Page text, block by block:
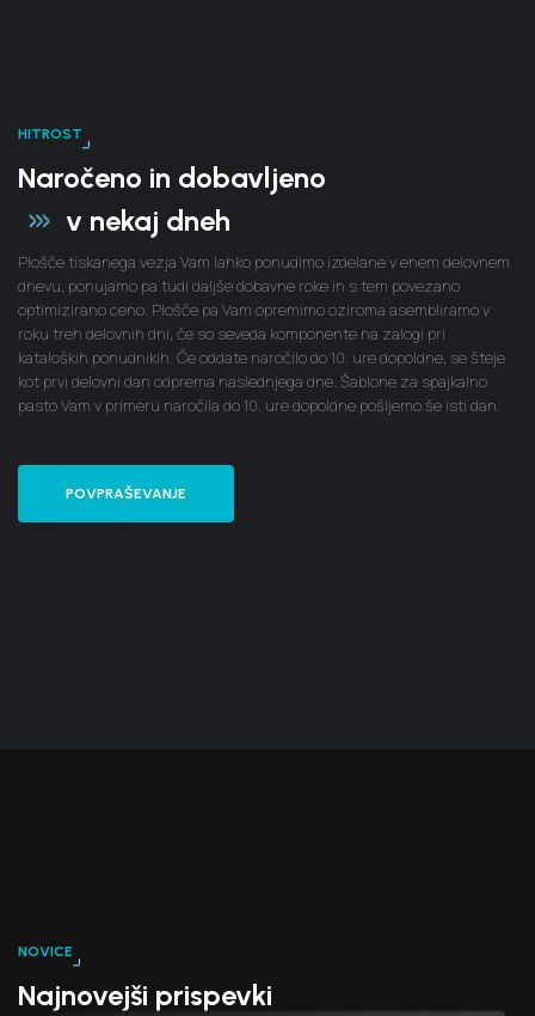
HITROST
Naročeno in dobavljeno
v nekaj dneh
Plošče tiskanega vezja Vam lahko ponudimo izdelane v enem delovnem
dnevu, ponujamo pa tudi daljše dobavne roke in s tem povezano
optimizirano ceno. Plošče pa Vam opremimo oziroma asembliramo v
roku treh delovnih dni, če so seveda komponente na zalogi pri
kataloških ponudnikih. Če oddate naročilo do 10. ure dopoldne, se šteje
kot prvi delovni dan odprema naslednjega dne. Šablone za spajkalno
pasto Vam v primeru naročila do 10. ure dopoldne pošljemo še isti dan.
POVPRAŠEVANJE
NOVICE
Najnovejši prispevki